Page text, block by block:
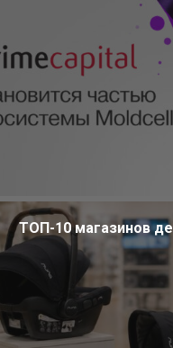
ТОП-10 магазинов